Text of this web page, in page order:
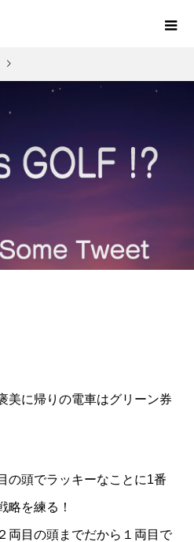
美に帰りの電車はグリーン券
の頭でラッキーなことに1番
略を練る！
両目の頭までだから１両目で